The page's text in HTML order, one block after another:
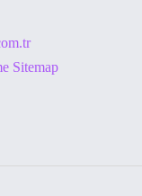
Sitemap